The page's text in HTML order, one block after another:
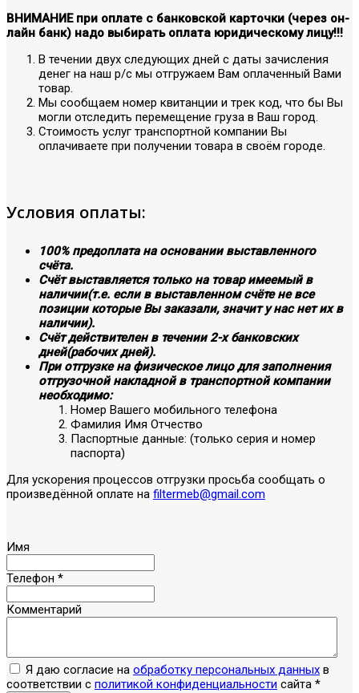
ВНИМАНИЕ при оплате с банковской карточки (через он-
лайн банк) надо выбирать оплата юридическому лицу!!!
В течении двух следующих дней с даты зачисления
денег на наш р/с мы отгружаем Вам оплаченный Вами
товар.
Мы сообщаем номер квитанции и трек код, что бы Вы
могли отследить перемещение груза в Ваш город.
Стоимость услуг транспортной компании Вы
оплачиваете при получении товара в своём городе.
Условия оплаты:
100% предоплата на основании выставленного
счёта.
Счёт выставляется только на товар имеемый в
наличии(т.е. если в выставленном счёте не все
позиции которые Вы заказали, значит у нас нет их в
наличии).
Счёт действителен в течении 2-х банковских
дней(рабочих дней).
При отгрузке на физическое лицо для заполнения
отгрузочной накладной в транспортной компании
необходимо:
Номер Вашего мобильного телефона
Фамилия Имя Отчество
Паспортные данные: (только серия и номер
паспорта)
Для ускорения процессов отгрузки просьба сообщать о
произведённой оплате на filtermeb@gmail.com
Имя
Телефон *
Комментарий
Я даю согласие на обработку персональных данных в
соответствии с политикой конфиденциальности сайта *